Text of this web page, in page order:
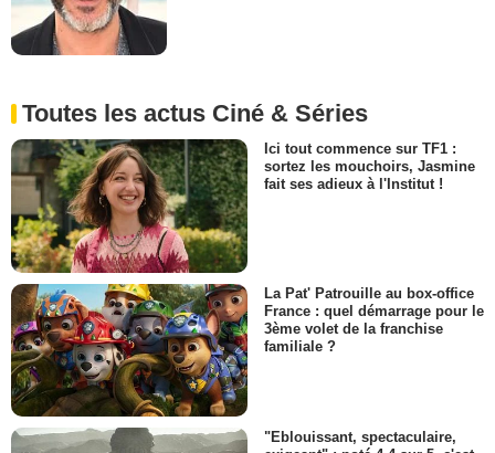
Toutes les actus Ciné & Séries
Ici tout commence sur TF1 :
sortez les mouchoirs, Jasmine
fait ses adieux à l'Institut !
La Pat' Patrouille au box-office
France : quel démarrage pour le
3ème volet de la franchise
familiale ?
"Eblouissant, spectaculaire,